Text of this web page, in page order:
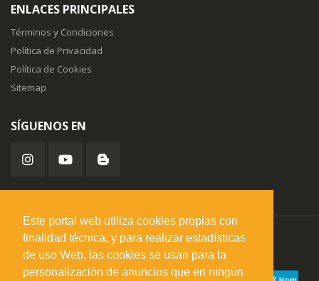
Este portal web utiliza cookies propias con
finalidad técnica, y para realizar estadísticas
de uso Web, las cookies se usan para la
personalización de anuncios que en ningún
ENLACES PRINCIPALES
Términos y Condiciones
Política de Privacidad
Política de Cookies
Sitemap
SÍGUENOS EN
misuperfavorito.com.
© 2026. Todos los derechos reservados.